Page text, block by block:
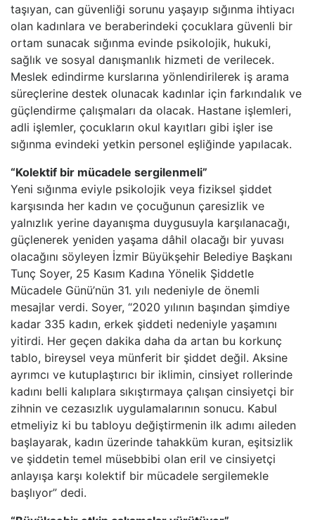
taşıyan, can güvenliği sorunu yaşayıp sığınma ihtiyacı
olan kadınlara ve beraberindeki çocuklara güvenli bir
ortam sunacak sığınma evinde psikolojik, hukuki,
sağlık ve sosyal danışmanlık hizmeti de verilecek.
Meslek edindirme kurslarına yönlendirilerek iş arama
süreçlerine destek olunacak kadınlar için farkındalık ve
güçlendirme çalışmaları da olacak. Hastane işlemleri,
adli işlemler, çocukların okul kayıtları gibi işler ise
sığınma evindeki yetkin personel eşliğinde yapılacak.
“Kolektif bir mücadele sergilenmeli”
Yeni sığınma eviyle psikolojik veya fiziksel şiddet
karşısında her kadın ve çocuğunun çaresizlik ve
yalnızlık yerine dayanışma duygusuyla karşılanacağı,
güçlenerek yeniden yaşama dâhil olacağı bir yuvası
olacağını söyleyen İzmir Büyükşehir Belediye Başkanı
Tunç Soyer, 25 Kasım Kadına Yönelik Şiddetle
Mücadele Günü’nün 31. yılı nedeniyle de önemli
mesajlar verdi. Soyer, “2020 yılının başından şimdiye
kadar 335 kadın, erkek şiddeti nedeniyle yaşamını
yitirdi. Her geçen dakika daha da artan bu korkunç
tablo, bireysel veya münferit bir şiddet değil. Aksine
ayrımcı ve kutuplaştırıcı bir iklimin, cinsiyet rollerinde
kadını belli kalıplara sıkıştırmaya çalışan cinsiyetçi bir
zihnin ve cezasızlık uygulamalarının sonucu. Kabul
etmeliyiz ki bu tabloyu değiştirmenin ilk adımı aileden
başlayarak, kadın üzerinde tahakküm kuran, eşitsizlik
ve şiddetin temel müsebbibi olan eril ve cinsiyetçi
anlayışa karşı kolektif bir mücadele sergilemekle
başlıyor” dedi.